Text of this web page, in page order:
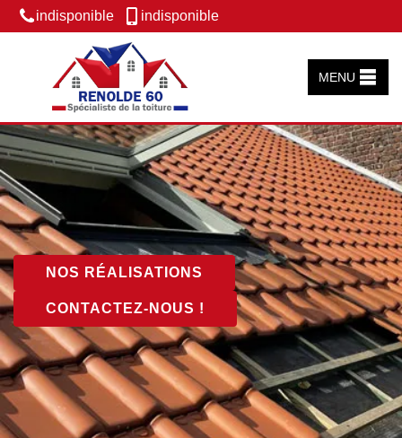
indisponible indisponible
MENU
NOS RÉALISATIONS
CONTACTEZ-NOUS !